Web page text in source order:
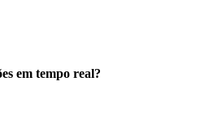
em tempo real?